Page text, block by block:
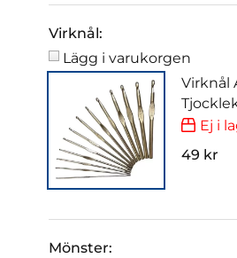
Virknål:
Lägg i varukorgen
Virknål
Ej i
49 kr
Mönster: